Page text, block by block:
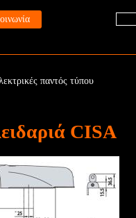
παντός τύπου
CISA